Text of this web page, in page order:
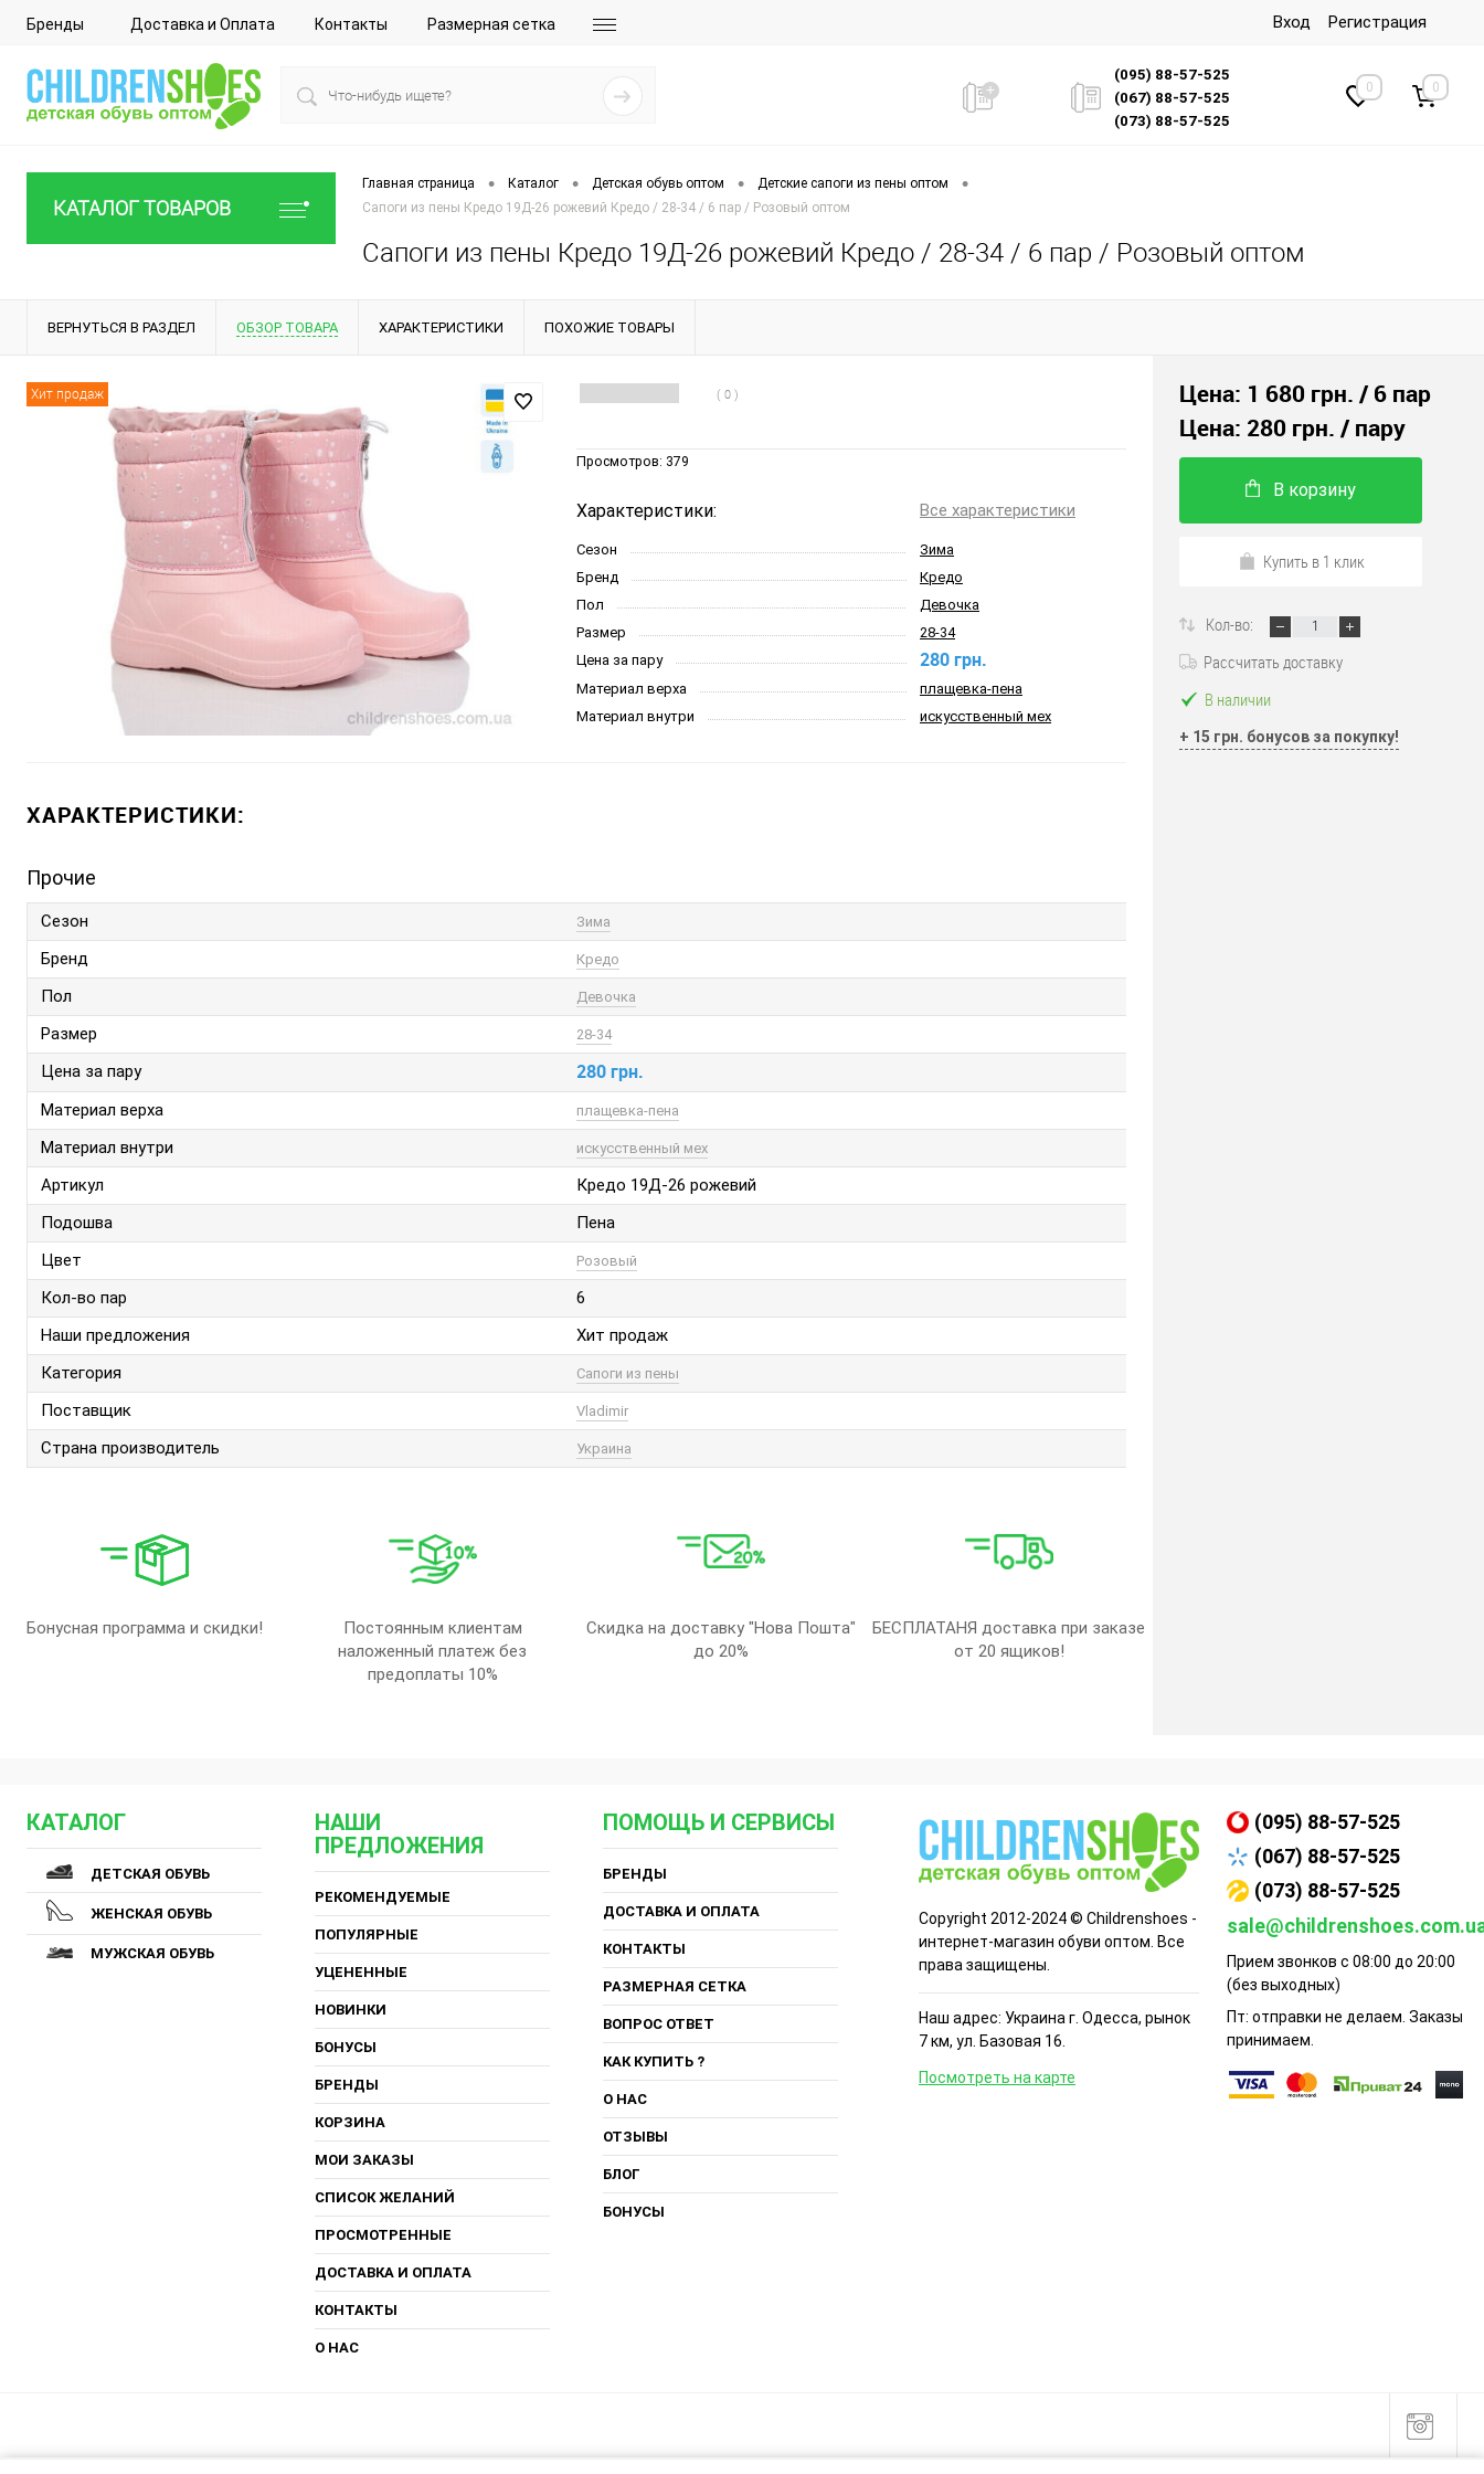
Бренды Доставка и Оплата Контакты Размерная сетка Вход Регистрация
(095) 88-57-525
(067) 88-57-525
(073) 88-57-525
0 0
КАТАЛОГ ТОВАРОВ
Главная страница • Каталог • Детская обувь оптом • Детские сапоги из пены оптом •
Сапоги из пены Кредо 19Д-26 рожевий Кредо / 28-34 / 6 пар / Розовый оптом
Сапоги из пены Кредо 19Д-26 рожевий Кредо / 28-34 / 6 пар / Розовый оптом
ВЕРНУТЬСЯ В РАЗДЕЛ ОБЗОР ТОВАРА ХАРАКТЕРИСТИКИ ПОХОЖИЕ ТОВАРЫ
Хит продаж ( 0 )
Просмотров: 379
Характеристики: Все характеристики
Сезон
Зима
Бренд
Кредо
Пол
Девочка
Размер
28-34
Цена за пару
280 грн.
Материал верха
плащевка-пена
Материал внутри
искусственный мех
ХАРАКТЕРИСТИКИ:
Прочие
Сезон Зима
Бренд Кредо
Пол Девочка
Размер 28-34
Цена за пару 280 грн.
Материал верха плащевка-пена
Материал внутри искусственный мех
Артикул
Кредо 19Д-26 рожевий
Подошва
Пена
Цвет
Розовый
Кол-во пар
6
Наши предложения
Хит продаж
Категория
Сапоги из пены
Поставщик Vladimir
Страна производитель Украина
Бонусная программа и скидки!
Постоянным клиентам
наложенный платеж без
предоплаты 10%
Скидка на доставку "Нова Пошта"
до 20%
БЕСПЛАТАНЯ доставка при заказе
от 20 ящиков!
Цена: 1 680 грн. / 6 пар
Цена: 280 грн. / пару
В корзину
Купить в 1 клик
Кол-во:
Рассчитать доставку
В наличии
+ 15 грн. бонусов за покупку!
КАТАЛОГ
ДЕТСКАЯ ОБУВЬ
ЖЕНСКАЯ ОБУВЬ
МУЖСКАЯ ОБУВЬ
НАШИ
ПРЕДЛОЖЕНИЯ
РЕКОМЕНДУЕМЫЕ
ПОПУЛЯРНЫЕ
УЦЕНЕННЫЕ
НОВИНКИ
БОНУСЫ
БРЕНДЫ
КОРЗИНА
МОИ ЗАКАЗЫ
СПИСОК ЖЕЛАНИЙ
ПРОСМОТРЕННЫЕ
ДОСТАВКА И ОПЛАТА
КОНТАКТЫ
О НАС
ПОМОЩЬ И СЕРВИСЫ
БРЕНДЫ
ДОСТАВКА И ОПЛАТА
КОНТАКТЫ
РАЗМЕРНАЯ СЕТКА
ВОПРОС ОТВЕТ
КАК КУПИТЬ ?
О НАС
ОТЗЫВЫ
БЛОГ
БОНУСЫ
Copyright 2012-2024 © Childrenshoes -
интернет-магазин обуви оптом. Все
права защищены.
Наш адрес: Украина г. Одесса, рынок
7 км, ул. Базовая 16.
Посмотреть на карте
(095) 88-57-525
(067) 88-57-525
(073) 88-57-525
Прием звонков с 08:00 до 20:00
(без выходных)
Пт: отправки не делаем. Заказы
принимаем.